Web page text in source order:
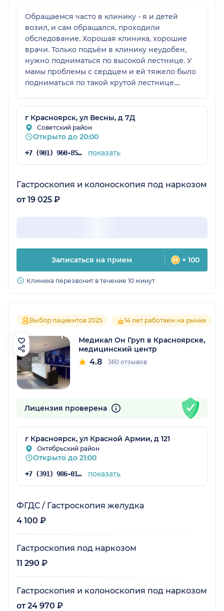
Обращаемся часто в клинику - я и детей
возил, и сам обращался, проходили
обследование. Хорошая клиника, хорошие
врачи. Только подъём в клинику неудобен,
нужно подниматься по высокой лестнице. У
мамы проблемы с сердцем и ей тяжело было
подниматься по такой крутой лестнице.
пандус.
г Красноярск, ул Весны, д 7Д
Советский район
Открыто до 20:00
+7 (901) 960-85-97 показать
Гастроскопия и колоноскопия под наркозом
от 19 025 ₽
Записаться на прием + 100
Клиника перезвонит в течение 10 минут
Выбор пациентов 2025 14 лет работаем на рынке
Медикал Он Груп в Красноярске,
медицинский центр
4.8 360 отзывов
Лицензия проверена
г Красноярск, ул Красной Армии, д 121
Октябрьский район
Открыто до 21:00
+7 (391) 986-01-54 показать
ФГДС / Гастроскопия желудка
4 100 ₽
Гастроскопия под наркозом
11 290 ₽
Гастроскопия и колоноскопия под наркозом
от 24 970 ₽